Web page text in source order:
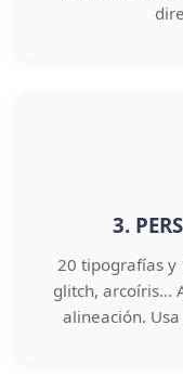
3.
20 tipografías y
glitch, arcoíris…
alineación.